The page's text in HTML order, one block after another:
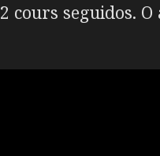
cours seguidos. O